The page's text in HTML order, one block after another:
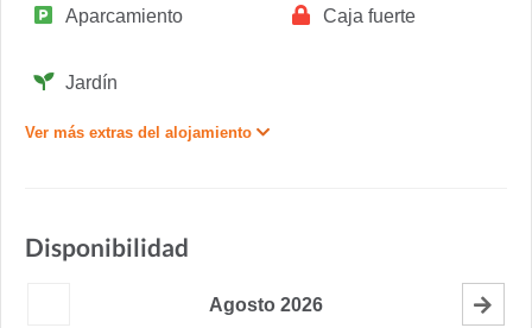
Aparcamiento Caja fuerte
Jardín
Ver más extras del alojamiento
Disponibilidad
Agosto 2026